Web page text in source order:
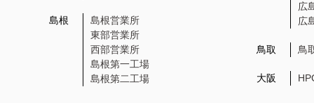
島根
島根営業所
東部営業所
西部営業所
島根第一工場
島根第二工場
広
広
鳥取 鳥
大阪